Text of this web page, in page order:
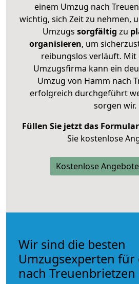
einem Umzug nach
wichtig, sich Zeit zu nehmen,
Umzugs sorgfältig zu
organisieren, um
reibungslos verläuft.
Umzugsfirma kann ein
Umzug von Hamm nach
erfolgreich durchgeführt
sorgen wir.
Füllen Sie jetzt das
Sie kostenlose
Kostenlose
Wir sind die besten
Umzugsexperten für
nach Treuenbrietzen